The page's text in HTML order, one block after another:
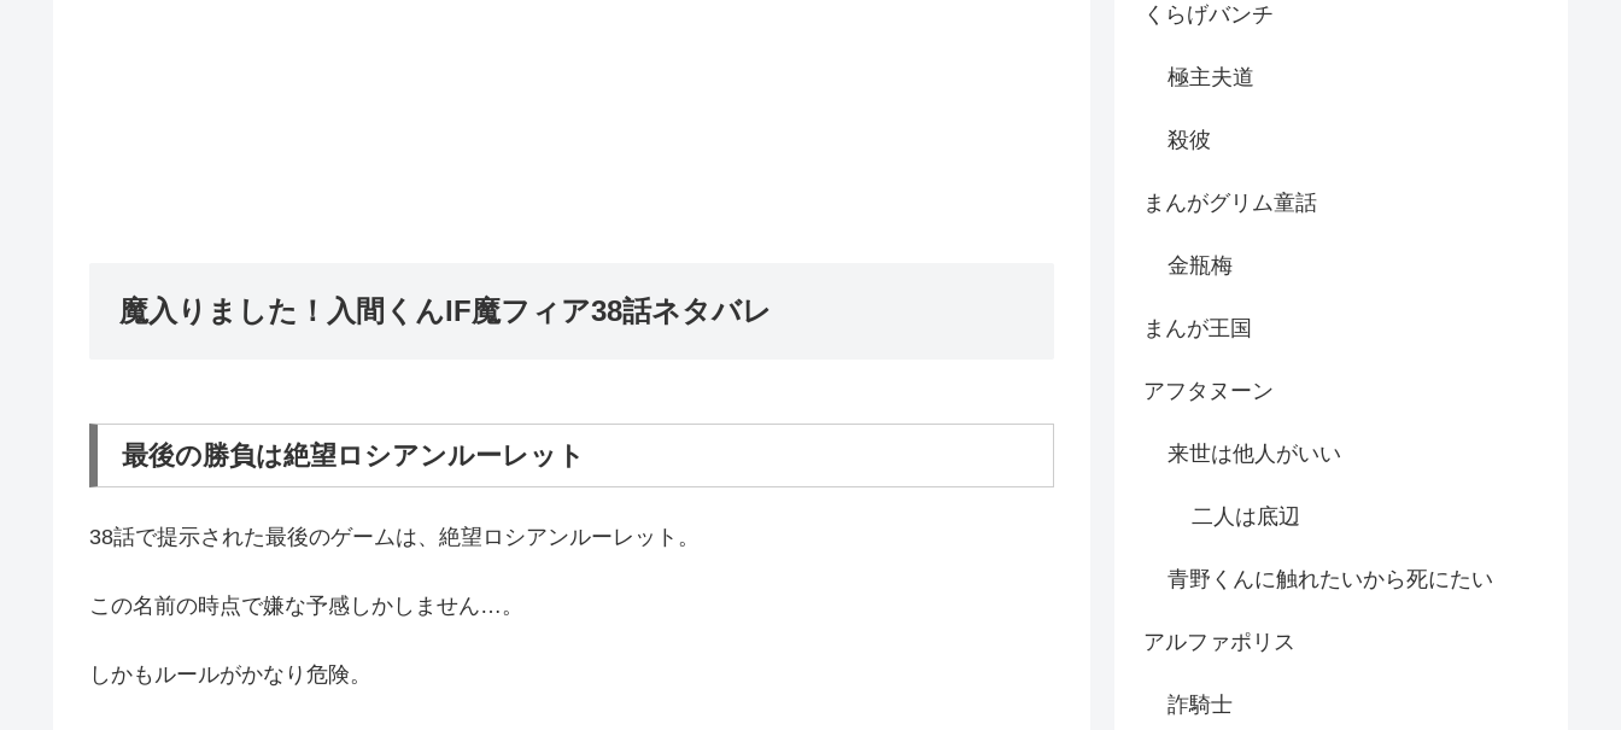
魔入りました！入間くんIF魔フィア38話ネタバレ
最後の勝負は絶望ロシアンルーレット
38話で提示された最後のゲームは、絶望ロシアンルーレット。
この名前の時点で嫌な予感しかしません…。
しかもルールがかなり危険。
くらげバンチ
極主夫道
殺彼
まんがグリム童話
金瓶梅
まんが王国
アフタヌーン
来世は他人がいい
二人は底辺
青野くんに触れたいから死にたい
アルファポリス
詐騎士